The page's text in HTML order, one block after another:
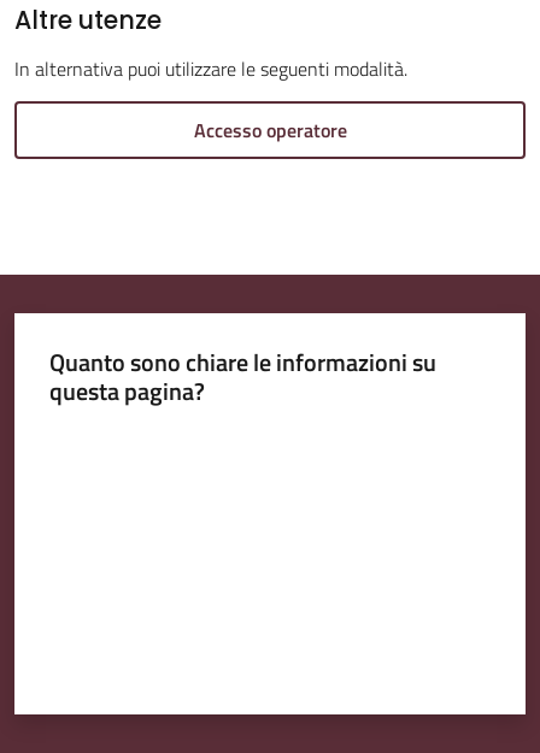
r
t
n
l
Altre utenze
In alternativa puoi utilizzare le seguenti modalità.
Accesso operatore
Quanto sono chiare le informazioni su
questa pagina?